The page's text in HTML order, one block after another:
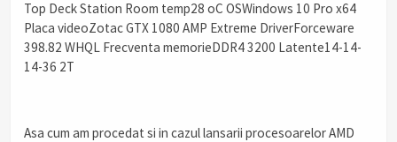
Top Deck Station Room temp28 oC OSWindows 10 Pro x64
Placa videoZotac GTX 1080 AMP Extreme DriverForceware
398.82 WHQL Frecventa memorieDDR4 3200 Latente14-14-
14-36 2T
Asa cum am procedat si in cazul lansarii procesoarelor AMD